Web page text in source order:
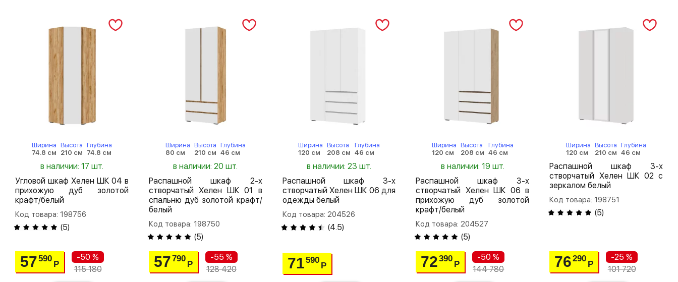
Ширина
74.8 см
Высота
210 см
Глубина
74.8 см
в наличии: 17 шт.
Угловой шкаф Хелен ШК 04 в
прихожую дуб золотой
крафт/белый
Код товара: 198756
(5)
57590
Р
-50 %
115 180
Ширина
80 см
Высота
210 см
Глубина
46 см
в наличии: 20 шт.
Распашной шкаф 2-х
створчатый Хелен ШК 01 в
спальню дуб золотой крафт/
белый
Код товара: 198750
(5)
57790
Р
-55 %
128 420
Ширина
120 см
Высота
208 см
Глубина
46 см
в наличии: 23 шт.
Распашной шкаф 3-х
створчатый Хелен ШК 06 для
одежды белый
Код товара: 204526
(4.5)
71590
Р
Ширина
120 см
Высота
208 см
Глубина
46 см
в наличии: 19 шт.
Распашной шкаф 3-х
створчатый Хелен ШК 06 в
прихожую дуб золотой
крафт/белый
Код товара: 204527
(5)
72390
Р
-50 %
144 780
Ширина
120 см
Высота
210 см
Глубина
46 см
Распашной шкаф 3-х
створчатый Хелен ШК 02 с
зеркалом белый
Код товара: 198751
(5)
76290
Р
-25 %
101 720